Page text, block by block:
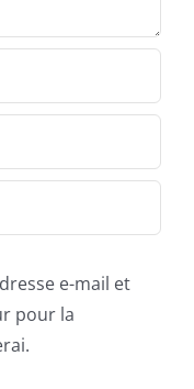
e-mail et
pour la